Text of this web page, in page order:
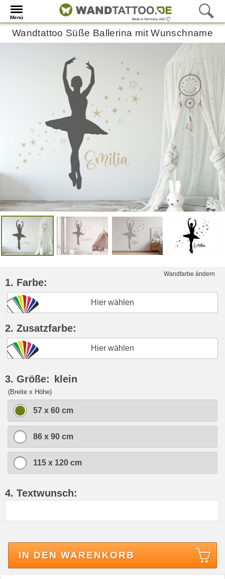
Menü
Wandtattoo Süße Ballerina mit Wunschname
Wandfarbe ändern
1. Farbe:
Hier wählen
2. Zusatzfarbe:
Hier wählen
3. Größe: klein
(Breite x Höhe)
57 x 60 cm
86 x 90 cm
115 x 120 cm
4. Textwunsch:
IN DEN WARENKORB